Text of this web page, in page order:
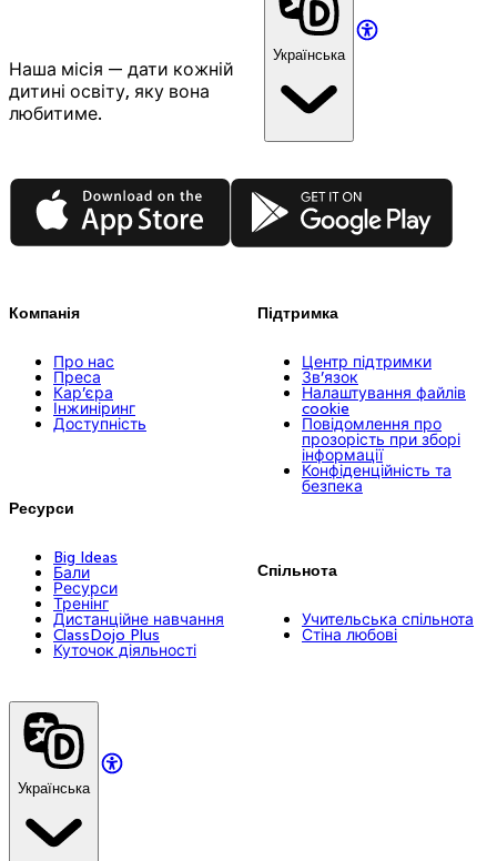
Наша місія — дати кожній
дитині освіту, яку вона
любитиме.
Українська
App Store Google Play
Компанія
Про нас
Преса
Кар’єра
Інжиніринг
Доступність
Ресурси
Big Ideas
Бали
Ресурси
Тренінг
Дистанційне навчання
ClassDojo Plus
Куточок діяльності
Підтримка
Центр підтримки
Зв’язок
Налаштування файлів
cookie
Повідомлення про
прозорість при зборі
інформації
Конфіденційність та
безпека
Спільнота
Учительська спільнота
Стіна любові
Українська